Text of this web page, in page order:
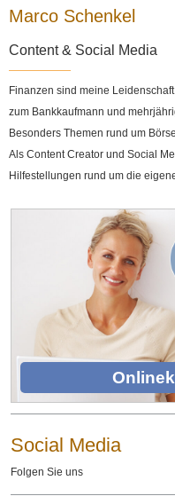
Marco Schenkel
Content & Social Media
Finanzen sind meine
zum Bankkaufmann und
Besonders Themen rund um
Als Content Creator und Social
Hilfestellungen rund um die
Social Media
Folgen Sie uns